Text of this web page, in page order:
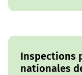
Inspections
nationales